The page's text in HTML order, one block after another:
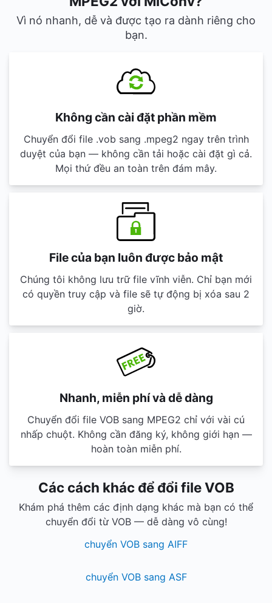
Vì nó nhanh, dễ và được tạo ra dành riêng cho
bạn.
Không cần cài đặt phần mềm
Chuyển đổi file .vob sang .mpeg2 ngay trên trình
duyệt của bạn — không cần tải hoặc cài đặt gì cả.
Mọi thứ đều an toàn trên đám mây.
File của bạn luôn được bảo mật
Chúng tôi không lưu trữ file vĩnh viễn. Chỉ bạn mới
có quyền truy cập và file sẽ tự động bị xóa sau 2
giờ.
Nhanh, miễn phí và dễ dàng
Chuyển đổi file VOB sang MPEG2 chỉ với vài cú
nhấp chuột. Không cần đăng ký, không giới hạn —
hoàn toàn miễn phí.
Các cách khác để đổi file VOB
Khám phá thêm các định dạng khác mà bạn có thể
chuyển đổi từ VOB — dễ dàng vô cùng!
chuyển VOB sang AIFF
chuyển VOB sang ASF